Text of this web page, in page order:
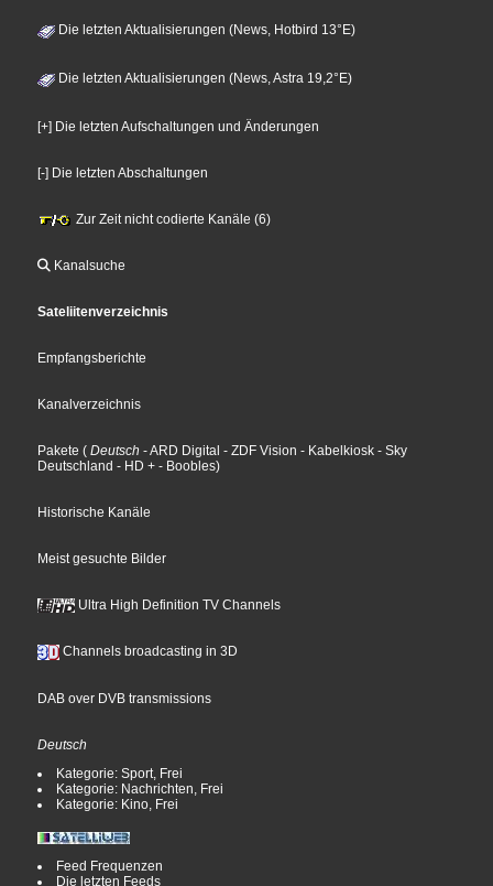
Die letzten Aktualisierungen (News, Hotbird 13°E)
Die letzten Aktualisierungen (News, Astra 19,2°E)
[+] Die letzten Aufschaltungen und Änderungen
[-] Die letzten Abschaltungen
Zur Zeit nicht codierte Kanäle (6)
Kanalsuche
Sateliitenverzeichnis
Empfangsberichte
Kanalverzeichnis
Pakete ( Deutsch - ARD Digital - ZDF Vision - Kabelkiosk - Sky
Deutschland - HD + - Boobles)
Historische Kanäle
Meist gesuchte Bilder
Ultra High Definition TV Channels
Channels broadcasting in 3D
DAB over DVB transmissions
Deutsch
Kategorie: Sport, Frei
Kategorie: Nachrichten, Frei
Kategorie: Kino, Frei
Feed Frequenzen
Die letzten Feeds